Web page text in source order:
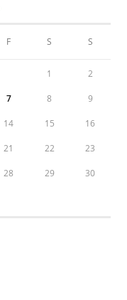
F S S
1 2
7 8 9
14 15 16
21 22 23
28 29 30